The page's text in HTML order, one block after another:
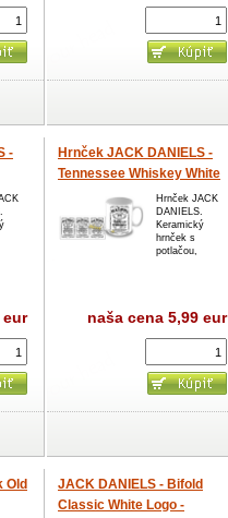
-
eur
Hrnček JACK DANIELS -
Tennessee Whiskey White
Hrnček JACK
DANIELS.
Keramický
hrnček s
potlačou,
naša cena 5,99 eur
Old
JACK DANIELS - Bifold
Classic White Logo -